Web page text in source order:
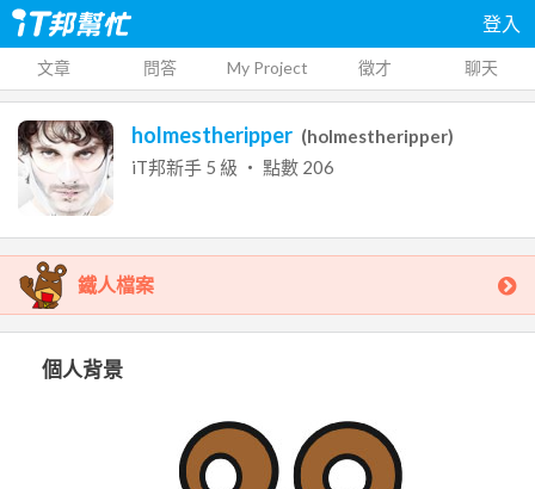
登入
文章 問答 My Project 徵才 聊天
holmestheripper (holmestheripper)
iT邦新手 5 級 ‧ 點數 206
鐵人檔案
個人背景